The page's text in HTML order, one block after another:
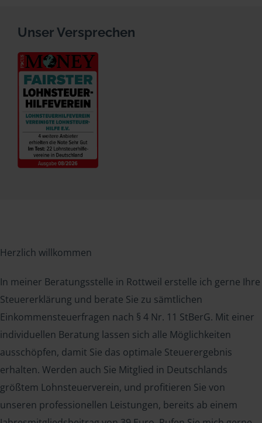
Unser Versprechen
Herzlich willkommen
In meiner Beratungsstelle in Rottweil erstelle ich gerne Ihre
Steuererklärung und berate Sie zu sämtlichen
Einkommensteuerfragen nach § 4 Nr. 11 StBerG. Mit einer
individuellen Beratung lassen sich alle Möglichkeiten
ausschöpfen, damit Sie das optimale Steuerergebnis
erhalten. Werden auch Sie Mitglied in Deutschlands
größtem Lohnsteuerverein, und profitieren Sie von
unseren professionellen Leistungen, bereits ab einem